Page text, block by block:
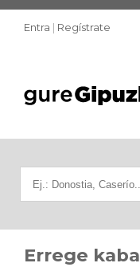
Entra | Regístrate
Errege